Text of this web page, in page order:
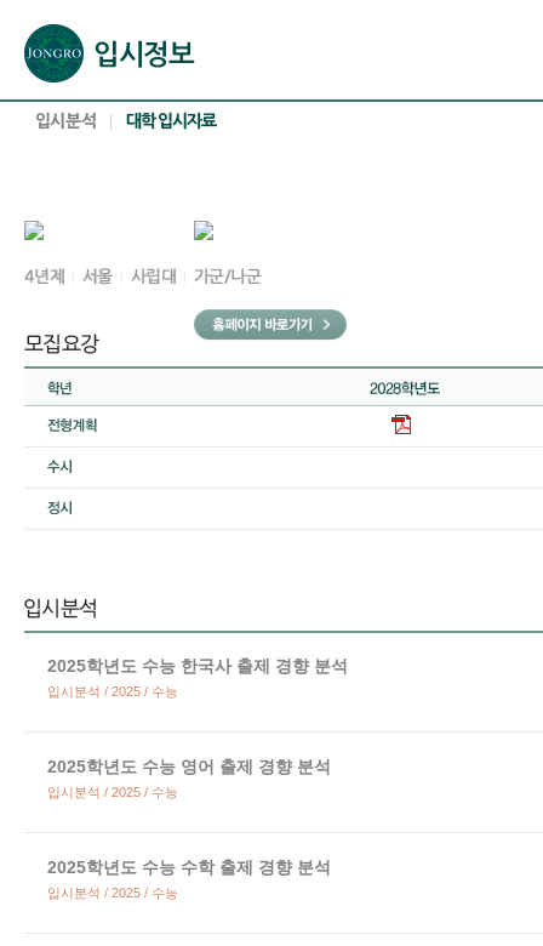
2025학년도 수능 한국사 출제 경향 분석
입시분석 / 2025 / 수능
2025학년도 수능 영어 출제 경향 분석
입시분석 / 2025 / 수능
2025학년도 수능 수학 출제 경향 분석
입시분석 / 2025 / 수능